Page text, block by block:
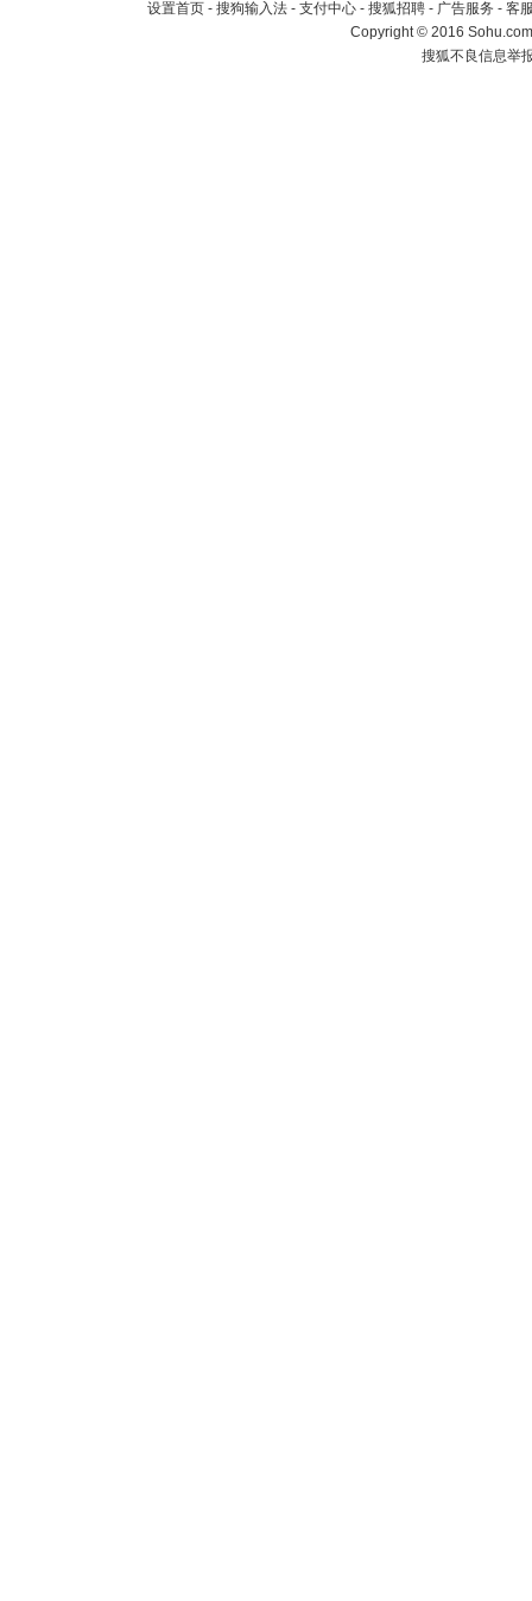
设置首页 - 搜狗输入法 - 支付中心 - 搜狐招聘 - 广告服务 - 客
Copyright©2016
搜狐不良信息举